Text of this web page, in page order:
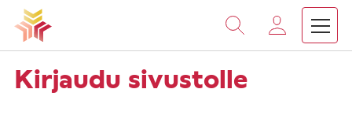
Vieritä
sisältöön
Kirjaudu sivustolle